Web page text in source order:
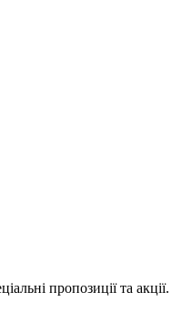
пропозиції та акції.